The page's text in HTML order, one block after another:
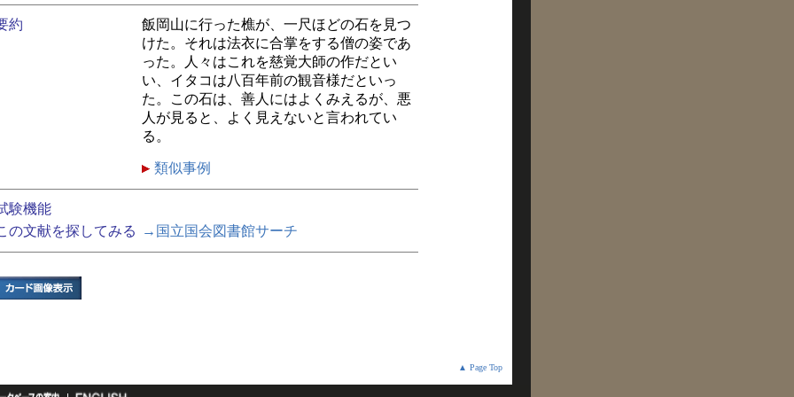
約
飯岡山に行った樵が、一尺ほどの石を見つ
けた。それは法衣に合掌をする僧の姿であ
った。人々はこれを慈覚大師の作だとい
い、イタコは八百年前の観音様だといっ
た。この石は、善人にはよくみえるが、悪
人が見ると、よく見えないと言われてい
る。
類似事例
験機能
の文献を探してみる
→国立国会図書館サーチ
▲ Page Top